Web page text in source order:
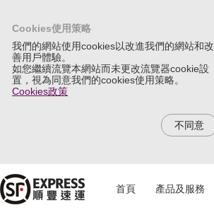
Cookies使用策略
我們的網站使用cookies以改進我們的網站和改
善用戶體驗。
如您繼續流覽本網站而未更改流覽器cookie設
置，視為同意我們的cookies使用策略。
Cookies政策
不同意
首頁 產品及服務